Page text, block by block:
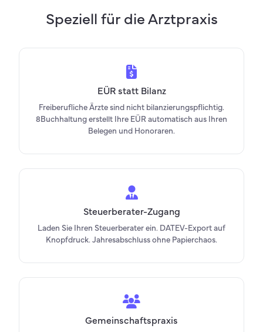
Speziell für die Arztpraxis
EÜR statt Bilanz
Freiberufliche Ärzte sind nicht bilanzierungspflichtig.
8Buchhaltung erstellt Ihre EÜR automatisch aus Ihren
Belegen und Honoraren.
Steuerberater-Zugang
Laden Sie Ihren Steuerberater ein. DATEV-Export auf
Knopfdruck. Jahresabschluss ohne Papierchaos.
Gemeinschaftspraxis